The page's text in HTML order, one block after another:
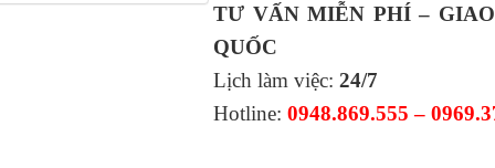
TƯ VẤN MIỄN PHÍ –
QUỐC
Lịch làm việc: 24/7
Hotline: 0948.869.555 –